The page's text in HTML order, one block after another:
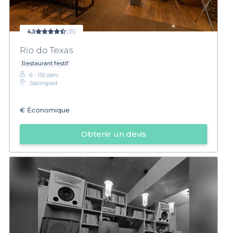
4,5 (35)
Rio do Texas
Restaurant festif
6 - 150 pers.
Stalingrad
€ Économique
Obtenir un devis